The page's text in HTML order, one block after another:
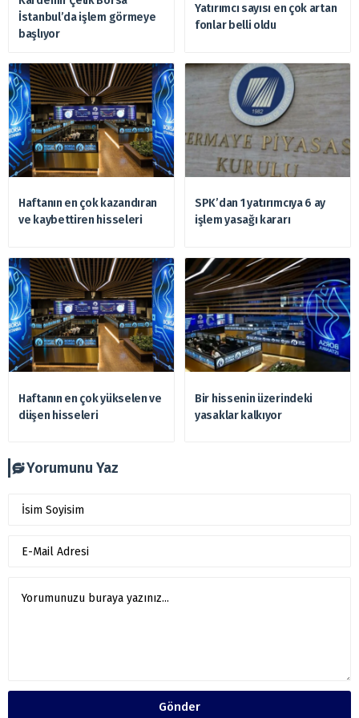
İstanbul’da işlem görmeye
başlıyor
Yatırımcı sayısı en çok artan
fonlar belli oldu
Haftanın en çok kazandıran
ve kaybettiren hisseleri
SPK’dan 1 yatırımcıya 6 ay
işlem yasağı kararı
Haftanın en çok yükselen ve
düşen hisseleri
Bir hissenin üzerindeki
yasaklar kalkıyor
Yorumunu Yaz
Gönder